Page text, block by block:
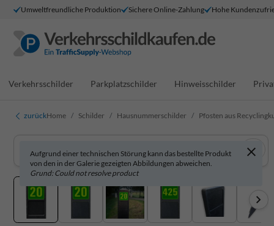
Umweltfreundliche Produktion Sichere Online-Zahlung Hohe
Verkehrsschilder Parkplatzschilder Hinweisschilder
zurückHome Schilder Hausnummerschilder Pfosten aus
Aufgrund einer technischen Störung kann das bestellte Produkt
von den in der Galerie gezeigten Abbildungen abweichen.
Grund: Could not resolve product